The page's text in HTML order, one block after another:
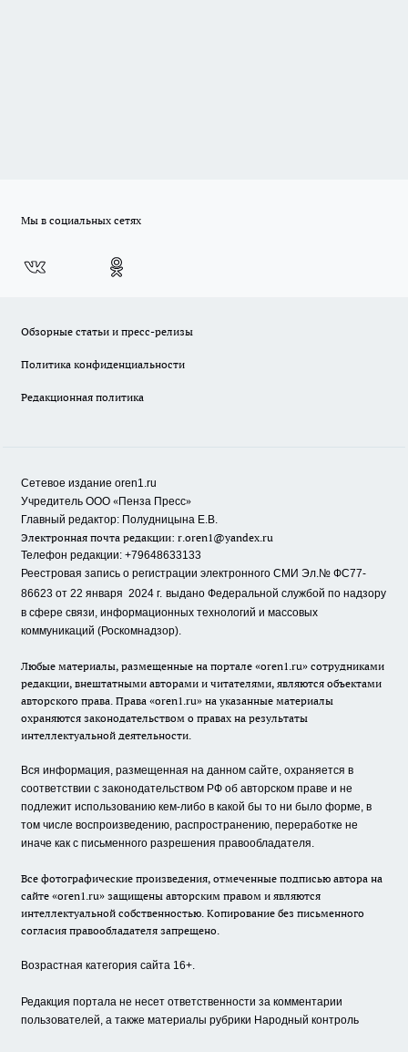
Мы в социальных сетях
Обзорные статьи и пресс-релизы
Политика конфиденциальности
Редакционная политика
Сетевое издание oren1.ru
Учредитель ООО «Пенза Пресс»
Главный редактор: Полудницына Е.В.
Электронная почта редакции: r.oren1@yandex.ru
Телефон редакции: +79648633133
Реестровая запись о регистрации электронного СМИ Эл.№ ФС77-
86623 от 22 января 2024 г. выдано Федеральной службой по надзору
в сфере связи, информационных технологий и массовых
коммуникаций (Роскомнадзор).
Любые материалы, размещенные на портале «oren1.ru» сотрудниками
редакции, внештатными авторами и читателями, являются объектами
авторского права. Права «oren1.ru» на указанные материалы
охраняются законодательством о правах на результаты
интеллектуальной деятельности.
Вся информация, размещенная на данном сайте, охраняется в
соответствии с законодательством РФ об авторском праве и не
подлежит использованию кем-либо в какой бы то ни было форме, в
том числе воспроизведению, распространению, переработке не
иначе как с письменного разрешения правообладателя.
Все фотографические произведения, отмеченные подписью автора на
сайте «oren1.ru» защищены авторским правом и являются
интеллектуальной собственностью. Копирование без письменного
согласия правообладателя запрещено.
Возрастная категория сайта 16+.
Редакция портала не несет ответственности за комментарии
пользователей, а также материалы рубрики Народный контроль